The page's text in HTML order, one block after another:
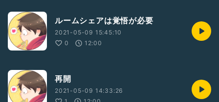
ルームシェアは覚悟が必要
2021-05-09 15:45:10
0
12:00
再開
2021-05-09 14:33:26